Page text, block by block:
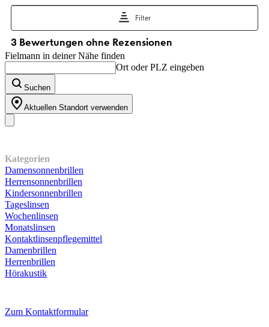
Fielmann in deiner Nähe finden
Ort oder PLZ eingeben
Suchen
Aktuellen Standort verwenden
Kategorien
Damensonnenbrillen
Herrensonnenbrillen
Kindersonnenbrillen
Tageslinsen
Wochenlinsen
Monatslinsen
Kontaktlinsenpflegemittel
Damenbrillen
Herrenbrillen
Hörakustik
Zum Kontaktformular